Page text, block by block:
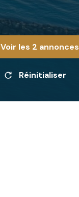
Voir les 2 annonces
Réinitialiser